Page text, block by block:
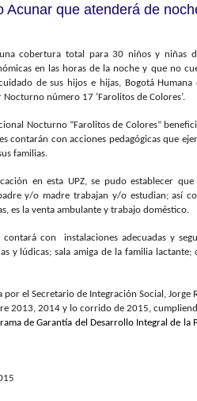
Acunar que atenderá de
cobertura total para 30 niños y niñas
en las horas de la noche y que no
de sus hijos e hijas, Bogotá
número 17 ‘Farolitos de Colores’.
Nocturno “Farolitos de Colores”
contarán con acciones pedagógicas que
familias.
en esta UPZ, se pudo establecer
y/o madre trabajan y/o estudian; así
es la venta ambulante y trabajo doméstico.
contará con instalaciones adecuadas y
y lúdicas; sala amiga de la familia lactante;
el Secretario de Integración Social, Jorge
2013, 2014 y lo corrido de 2015,
de Garantía del Desarrollo Integral de la